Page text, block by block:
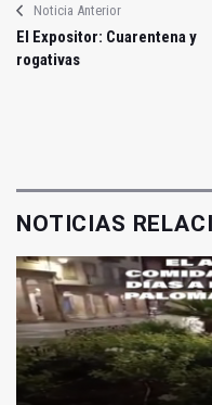
Noticia Anterior
El Expositor: Cuarentena y
rogativas
NOTICIAS